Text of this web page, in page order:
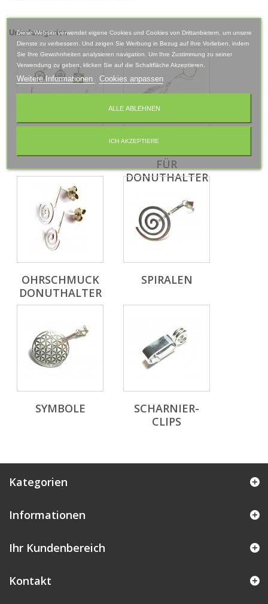
Unterkategorien
FÜR
DONUTHALTER
OHRSCHMUCK
DONUTHALTER
SPIRALEN
SYMBOLE
SCHARNIER-
CLIPS
Kategorien
Informationen
Ihr Kundenbereich
Kontakt
Diese Website verwendet eigene Cookies und Cookies von Drittanbietern, um unsere
Dienste zu verbessern. Und zeigen Sie Werbung in Bezug auf Ihre Vorlieben, indem
Sie Ihre Gewohnheiten analysieren navigation. Um Ihre Zustimmung zu seiner
Verwendung zu geben, klicken Sie auf die Schaltfläche Akzeptieren.
Weitere Informationen Cookies anpassen
ALLE ABLEHNEN
ICH AKZEPTIERE